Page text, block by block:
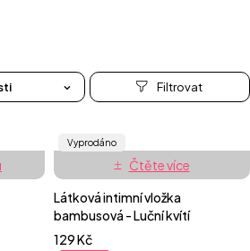
Vyprodáno
Čtěte více
Látková intimní vložka
bambusová - Luční kvítí
129Kč